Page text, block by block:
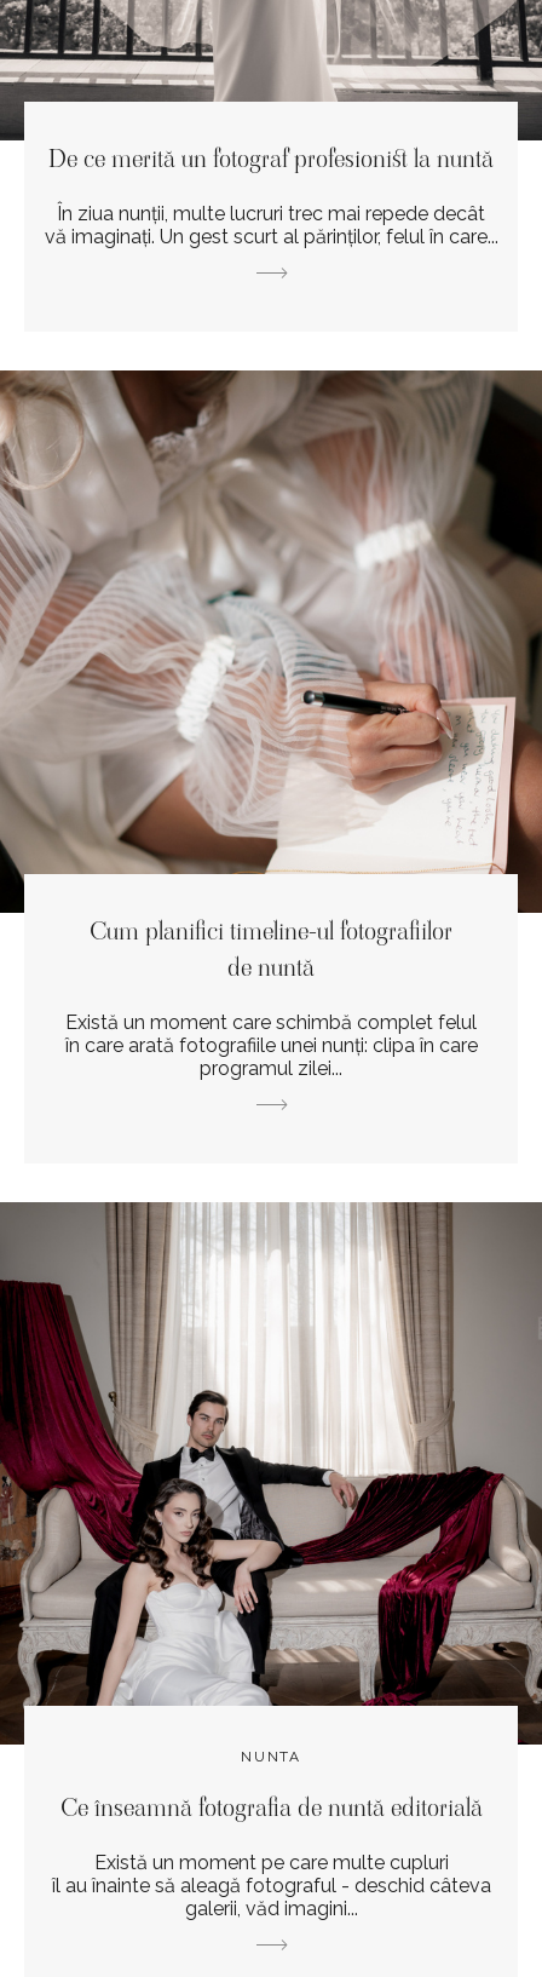
De ce merită un fotograf profesionist la nuntă
În ziua nunții, multe lucruri trec mai repede decât
vă imaginați. Un gest scurt al părinților, felul în care...
Cum planifici timeline-ul fotografiilor
de nuntă
Există un moment care schimbă complet felul
în care arată fotografiile unei nunți: clipa în care
programul zilei...
NUNTA
Ce înseamnă fotografia de nuntă editorială
Există un moment pe care multe cupluri
îl au înainte să aleagă fotograful - deschid câteva
galerii, văd imagini...